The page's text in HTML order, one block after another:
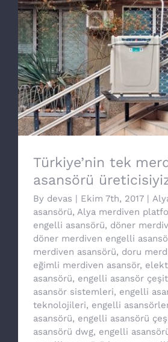
Türkiye’nin tek
üreticisiyiz
Türkiye’nin tek
asansörü
By devas | Ekim 7th, 2017 |
asansörü, Alya merdiven
engelli asansörü, döner
döner merdiven engelli
merdiven asansörü, doru
eğimli merdiven asansör,
asansörü, engelli asansör
asansör sistemleri, engelli
teknolojileri, engelli
asansörü, engelli asansörü
asansörü dwg, engelli